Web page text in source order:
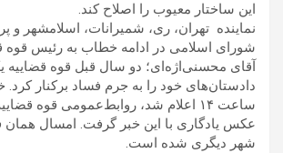
این ساختار معیوب را اصلاح کند.
نماینده تهران، ری، شمیرانات، اسلامشهر
شورای اسلامی در ادامه خطاب به رئیس قوه
آقای محسنی‌اژه‌ای؛ دو سال قبل قوه قضاییه
دادستان‌های خود را به جرم فساد برکنار کرد.
ساعت ۱۴ اعلام شد، روابط‌عمومی قوه
عکس یادگاری با این خبر گرفت. امسال همان
شهر دیگری شده است.